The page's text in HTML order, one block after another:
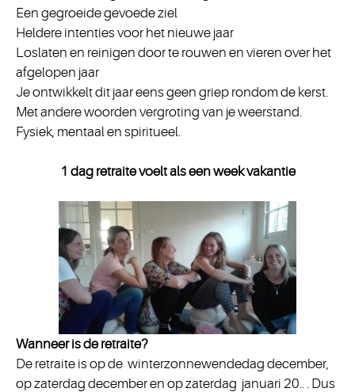
Een gegroeide gevoede ziel
Heldere intenties voor het nieuwe jaar
Loslaten en reinigen door te rouwen en vieren over het
afgelopen jaar
Je ontwikkelt dit jaar eens geen griep rondom de kerst.
Met andere woorden vergroting van je weerstand.
Fysiek, mentaal en spiritueel.
1 dag retraite voelt als een week vakantie
Wanneer is de retraite?
De retraite is op de winterzonnewendedag december,
op zaterdag december en op zaterdag januari 20.. . Dus